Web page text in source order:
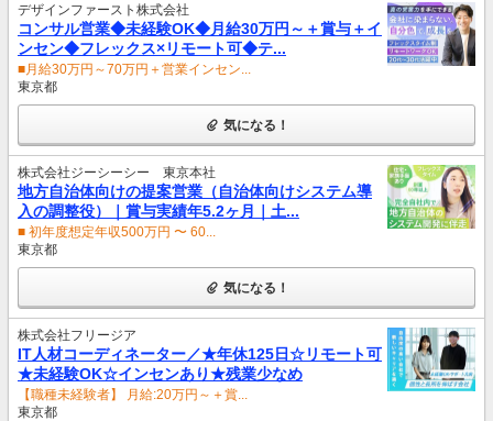
デザインファースト株式会社
コンサル営業◆未経験OK◆月給30万円～＋賞与＋イ
ンセン◆フレックス×リモート可◆テ...
■月給30万円～70万円＋営業インセン...
東京都
気になる！
株式会社ジーシーシー 東京本社
地方自治体向けの提案営業（自治体向けシステム導
入の調整役）｜賞与実績年5.2ヶ月｜土...
■ 初年度想定年収500万円 〜 60...
東京都
気になる！
株式会社フリージア
IT人材コーディネーター／★年休125日☆リモート可
★未経験OK☆インセンあり★残業少なめ
【職種未経験者】 月給:20万円～＋賞...
東京都